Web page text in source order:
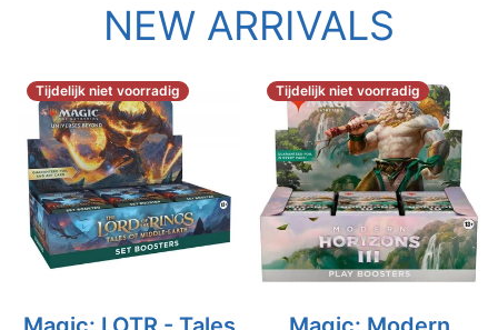
NEW ARRIVALS
Tijdelijk niet voorradig Tijdelijk niet voorradig